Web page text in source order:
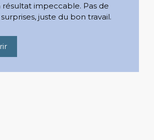
résultat impeccable. Pas de
juste du bon travail.